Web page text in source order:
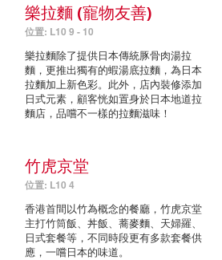
樂拉麵 (寵物友善)
位置: L10 9 - 10
樂拉麵除了提供日本傳統豚骨肉湯拉
麵，更推出獨有的蝦湯底拉麵，為日本
拉麵加上新色彩。此外，店內裝修添加
日式元素，顧客恍如置身於日本地道拉
麵店，品嚐不一樣的拉麵滋味！
竹虎京堂
位置: L10 4
香港首間以竹為概念的餐廳，竹虎京堂
主打竹筒飯、丼飯、蕎麥麵、天婦羅、
日式套餐等，不同時段更有多款套餐供
應，一嚐日本的味道。